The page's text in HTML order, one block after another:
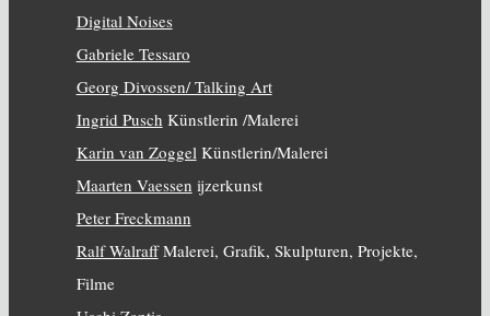
Digital Noises
Gabriele Tessaro
Georg Divossen/ Talking Art
Ingrid Pusch Künstlerin /Malerei
Karin van Zoggel Künstlerin/Malerei
Maarten Vaessen ijzerkunst
Peter Freckmann
Ralf WalraffMalerei, Grafik, Skulpturen, Projekte,
Filme